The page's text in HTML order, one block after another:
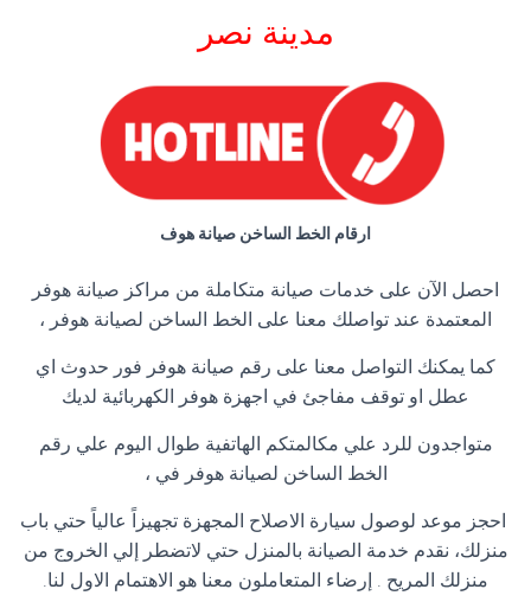
مدينة نصر
ارقام الخط الساخن صيانة هوف
احصل الآن على خدمات صيانة متكاملة من مراكز صيانة هوفر
المعتمدة عند تواصلك معنا على الخط الساخن لصيانة هوفر ،
كما يمكنك التواصل معنا على رقم صيانة هوفر فور حدوث اي
عطل او توقف مفاجئ في اجهزة هوفر الكهربائية لديك
متواجدون للرد علي مكالمتكم الهاتفية طوال اليوم علي رقم
الخط الساخن لصيانة هوفر في ،
احجز موعد لوصول سيارة الاصلاح المجهزة تجهيزاً عالياً حتي باب
منزلك، نقدم خدمة الصيانة بالمنزل حتي لاتضطر إلي الخروج من
منزلك المريح . إرضاء المتعاملون معنا هو الاهتمام الاول لنا.